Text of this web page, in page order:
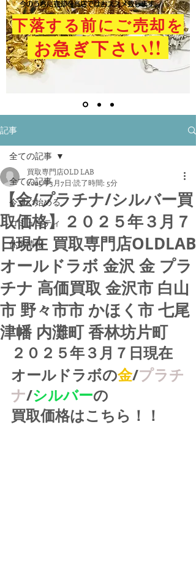
今のうちに売却を当店ではおススメ致します。
下落する前にご売却を
お急ぎ下さい!!
記事
全ての記事
今すぐ始める
コミュニティ
休業情報
全ての記事
【金/プラチナ/シルバー買
取価格】２０２５年３月７
日現在 買取専門店OLDLAB
オールドラボ 金沢 金 プラ
チナ 高価買取 金沢市 白山
市 野々市市 かほく市 七尾
津幡 内灘町 香林坊片町
買取専門店OLD LAB
2025年3月7日 読了時間: 5分
２０２５年３月７日現在
オールドラボの金/プラチ
ナ/シルバーの
買取価格はこちら！！